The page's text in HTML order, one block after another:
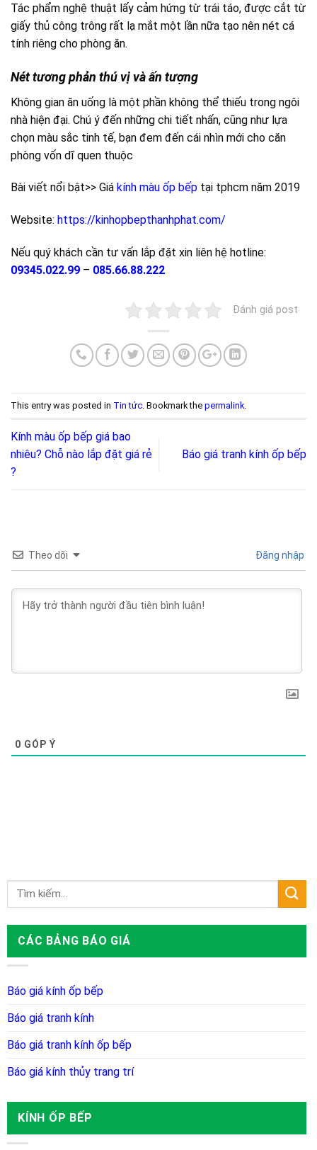
Tác phẩm nghệ thuật lấy cảm hứng từ trái táo, được cắt từ
giấy thủ công trông rất lạ mắt một lần nữa tạo nên nét cá
tính riêng cho phòng ăn.
Nét tương phản thú vị và ấn tượng
Không gian ăn uống là một phần không thể thiếu trong ngôi
nhà hiện đại. Chú ý đến những chi tiết nhấn, cũng như lựa
chọn màu sắc tinh tế, bạn đem đến cái nhìn mới cho căn
phòng vốn dĩ quen thuộc
Bài viết nổi bật>> Giá kính màu ốp bếp tại tphcm năm 2019
Website: https://kinhopbepthanhphat.com/
Nếu quý khách cần tư vấn lắp đặt xin liên hệ hotline:
09345.022.99 – 085.66.88.222
Đánh giá post
This entry was posted in Tin tức . Bookmark the permalink
Kính màu ốp bếp giá bao
nhiêu? Chỗ nào lắp đặt giá rẻ
?
Báo giá tranh kính ốp bếp
Theo dõi Đăng nhập
0 GÓP Ý
CÁC BẢNG BÁO GIÁ
Báo giá kính ốp bếp
Báo giá tranh kính
Báo giá tranh kính ốp bếp
Báo giá kính thủy trang trí
KÍNH ỐP BẾP